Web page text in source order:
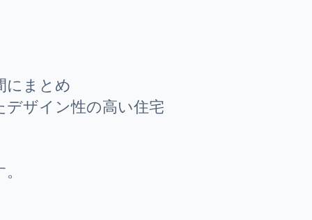
にまとめ
デザイン性の高い住宅